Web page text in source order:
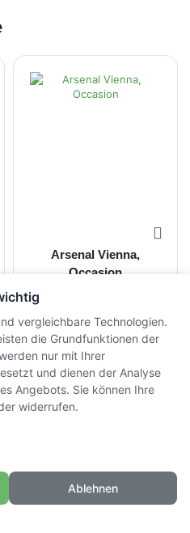
Arsenal Vienna,
Occasion
| Powered bySidora AG
vergleichbare Technologien.
die Grundfunktionen der
nur mit Ihrer
und dienen der Analyse
Angebots. Sie können Ihre
widerrufen.
Ablehnen